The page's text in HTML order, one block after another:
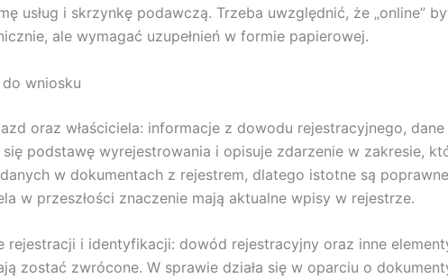
usług i skrzynkę podawczą. Trzeba uwzględnić, że „online”
ale wymagać uzupełnień w formie papierowej.
wniosku
oraz właściciela: informacje z dowodu rejestracyjnego,
podstawę wyrejestrowania i opisuje zdarzenie w zakresie,
w dokumentach z rejestrem, dlatego istotne są
w przeszłości znaczenie mają aktualne wpisy w rejestrze.
i identyfikacji: dowód rejestracyjny oraz inne
zostać zwrócone. W sprawie działa się w oparciu o